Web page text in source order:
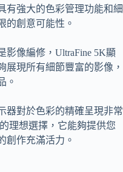
有強大的色彩管理功能和細
的創意可能性。
影像編修，UltraFine 5K顯
展現所有細節豐富的影像，
。
器對於色彩的精確呈現非常
理想選擇，它能夠提供您
創作充滿活力。